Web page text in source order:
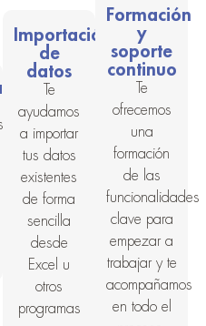
Importación
de
datos
Te
ayudamos
a importar
tus datos
existentes
de forma
sencilla
desde
Excel u
otros
programas
Formación
y
soporte
continuo
Te
ofrecemos
una
formación
de las
funcionalidades
clave para
empezar a
trabajar y te
acompañamos
en todo el